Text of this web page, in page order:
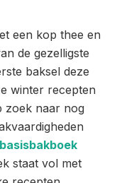
een kop thee en
de gezelligste
baksel deze
winter recepten
zoek naar nog
staat vol met